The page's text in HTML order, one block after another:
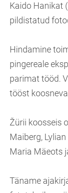
Kaido Hanikat
pildistatud
Hindamine
pingereale
parimat tööd.
tööst
Žürii koosseis
Maiberg,
Maria Mäeots
Täname